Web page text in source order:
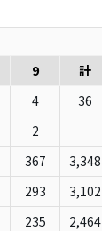
9
計
4
36
2
367
3,348
293
3,102
235
2,464